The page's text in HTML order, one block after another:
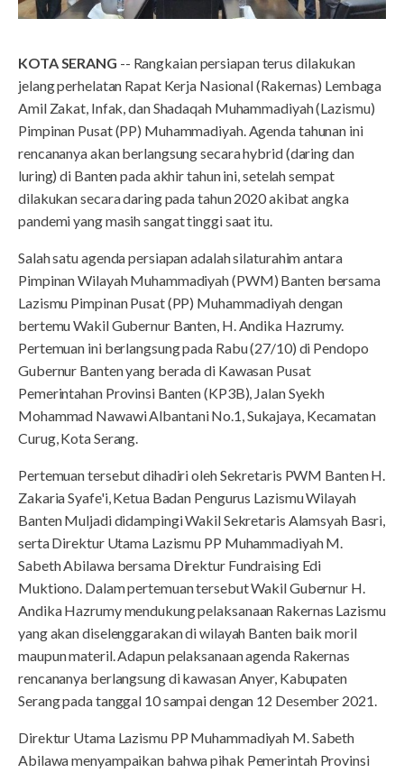
KOTA SERANG -- Rangkaian persiapan terus dilakukan
jelang perhelatan Rapat Kerja Nasional (Rakernas) Lembaga
Amil Zakat, Infak, dan Shadaqah Muhammadiyah (Lazismu)
Pimpinan Pusat (PP) Muhammadiyah. Agenda tahunan ini
rencananya akan berlangsung secara hybrid (daring dan
luring) di Banten pada akhir tahun ini, setelah sempat
dilakukan secara daring pada tahun 2020 akibat angka
pandemi yang masih sangat tinggi saat itu.
Salah satu agenda persiapan adalah silaturahim antara
Pimpinan Wilayah Muhammadiyah (PWM) Banten bersama
Lazismu Pimpinan Pusat (PP) Muhammadiyah dengan
bertemu Wakil Gubernur Banten, H. Andika Hazrumy.
Pertemuan ini berlangsung pada Rabu (27/10) di Pendopo
Gubernur Banten yang berada di Kawasan Pusat
Pemerintahan Provinsi Banten (KP3B), Jalan Syekh
Mohammad Nawawi Albantani No.1, Sukajaya, Kecamatan
Curug, Kota Serang.
Pertemuan tersebut dihadiri oleh Sekretaris PWM Banten H.
Zakaria Syafe'i, Ketua Badan Pengurus Lazismu Wilayah
Banten Muljadi didampingi Wakil Sekretaris Alamsyah Basri,
serta Direktur Utama Lazismu PP Muhammadiyah M.
Sabeth Abilawa bersama Direktur Fundraising Edi
Muktiono. Dalam pertemuan tersebut Wakil Gubernur H.
Andika Hazrumy mendukung pelaksanaan Rakernas Lazismu
yang akan diselenggarakan di wilayah Banten baik moril
maupun materil. Adapun pelaksanaan agenda Rakernas
rencananya berlangsung di kawasan Anyer, Kabupaten
Serang pada tanggal 10 sampai dengan 12 Desember 2021.
Direktur Utama Lazismu PP Muhammadiyah M. Sabeth
Abilawa menyampaikan bahwa pihak Pemerintah Provinsi